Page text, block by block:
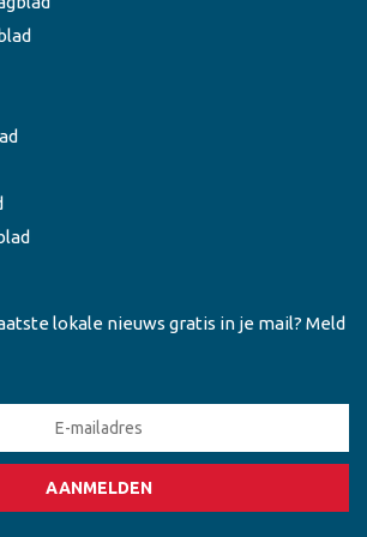
lokale nieuws gratis in je mail? Meld